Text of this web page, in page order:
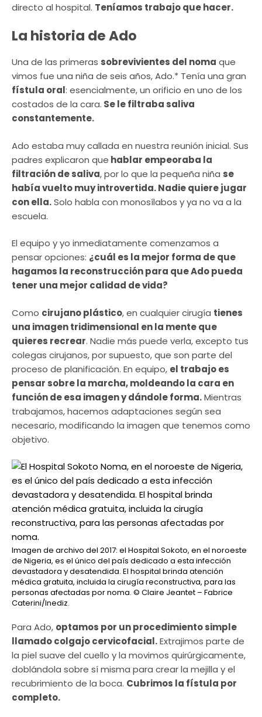
directo al hospital. Teníamos trabajo que hacer.
La historia de Ado
Una de las primeras sobrevivientes del noma que
vimos fue una niña de seis años, Ado.* Tenía una gran
fístula oral: esencialmente, un orificio en uno de los
costados de la cara. Se le filtraba saliva
constantemente.
Ado estaba muy callada en nuestra reunión inicial. Sus
padres explicaron que hablar empeoraba la
filtración de saliva, por lo que la pequeña niña se
había vuelto muy introvertida. Nadie quiere jugar
con ella.Solo habla con monosílabos y ya no va a la
escuela.
El equipo y yo inmediatamente comenzamos a
pensar opciones: ¿cuál es la mejor forma de que
hagamos la reconstrucción para que Ado pueda
tener una mejor calidad de vida?
Como cirujano plástico, en cualquier cirugía tienes
una imagen tridimensional en la mente que
quieres recrear. Nadie más puede verla, excepto tus
colegas cirujanos, por supuesto, que son parte del
proceso de planificación. En equipo, el trabajo es
pensar sobre la marcha, moldeando la cara en
función de esa imagen y dándole forma.Mientras
trabajamos, hacemos adaptaciones según sea
necesario, modificando la imagen que tenemos como
objetivo.
Imagen de archivo del 2017: el Hospital Sokoto, en el noroeste
de Nigeria, es el único del país dedicado a esta infección
devastadora y desatendida. El hospital brinda atención
médica gratuita, incluida la cirugía reconstructiva, para las
personas afectadas por noma. © Claire Jeantet – Fabrice
Caterini/Inediz.
Para Ado, optamos por un procedimiento simple
llamado colgajo cervicofacial.Extrajimos parte de
la piel suave del cuello y la movimos quirúrgicamente,
doblándola sobre sí misma para crear la mejilla y el
recubrimiento de la boca. Cubrimos la fístula por
completo.